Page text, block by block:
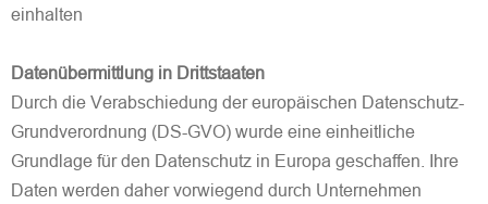
einhalten
Datenübermittlung in Drittstaaten
Durch die Verabschiedung der europäischen Datenschutz-
Grundverordnung (DS-GVO) wurde eine einheitliche
Grundlage für den Datenschutz in Europa geschaffen. Ihre
Daten werden daher vorwiegend durch Unternehmen